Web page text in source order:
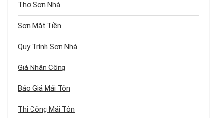
Thợ Sơn Nhà
Sơn Mặt Tiền
Quy Trình Sơn Nhà
Giá Nhân Công
Báo Giá Mái Tôn
Thi Công Mái Tôn